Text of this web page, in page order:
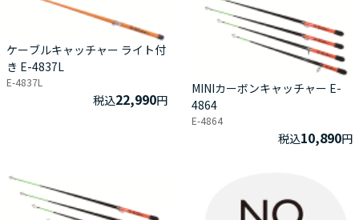
ケーブルキャッチャー ライト付
き E-4837L
E-4837L
税込22,990円
MINIカーボンキャッチャー E-
4864
E-4864
税込10,890円